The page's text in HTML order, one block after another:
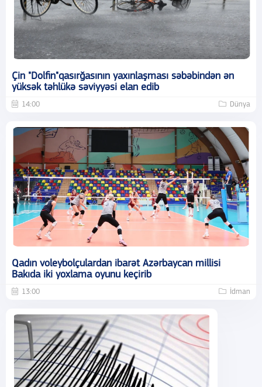
Çin "Dolfin"qasırğasının yaxınlaşması səbəbindən ən
yüksək təhlükə səviyyəsi elan edib
14:00 Dünya
Qadın voleybolçulardan ibarət Azərbaycan millisi
Bakıda iki yoxlama oyunu keçirib
13:00 İdman